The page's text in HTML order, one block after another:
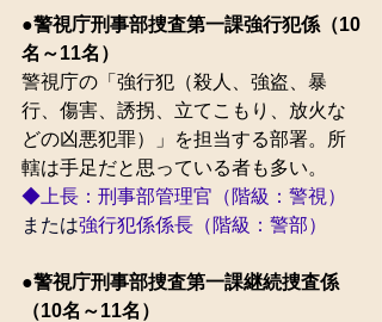
●警視庁刑事部捜査第一課強行犯係（10
名～11名）
警視庁の「強行犯（殺人、強盗、暴
行、傷害、誘拐、立てこもり、放火な
どの凶悪犯罪）」を担当する部署。所
轄は手足だと思っている者も多い。
◆上長：刑事部管理官（階級：警視）
または強行犯係係長（階級：警部）
●警視庁刑事部捜査第一課継続捜査係
（10名～11名）